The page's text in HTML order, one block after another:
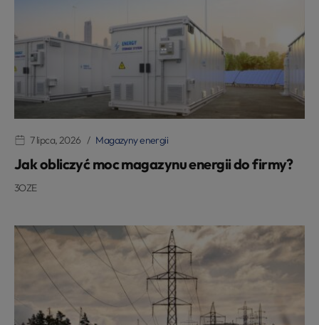
7 lipca, 2026 Magazyny energii
Jak obliczyć moc magazynu energii do firmy?
3OZE